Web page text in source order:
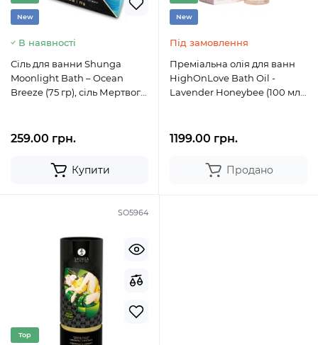
New
В наявності
Сіль для ванни Shunga
Moonlight Bath – Ocean
Breeze (75 гр), сіль Мертвого
259.00 грн.
Купити
New
Під замовлення
Преміальна олія для ванн
HighOnLove Bath Oil -
Lavender Honeybee (100 мл)
1199.00 грн.
Продано
SO5964
Top